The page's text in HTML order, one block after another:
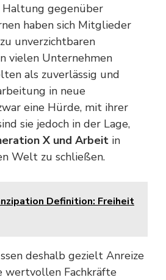
Haltung gegenüber
haben sich Mitglieder
unverzichtbaren
vielen Unternehmen
als zuverlässig und
in neue
eine Hürde, mit ihrer
sie jedoch in der Lage,
X und Arbeit in
Welt zu schließen.
Definition: Freiheit
deshalb gezielt Anreize
wertvollen Fachkräfte